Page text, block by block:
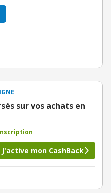
sur vos achats en
J'active mon CashBack